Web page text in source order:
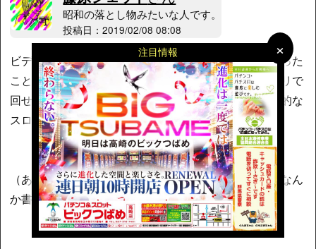
×
×
注目情報
昭和の落とし物みたいな人です。
投稿日：2019/02/08 08:08
ビデオスロット（所謂カジノスロット）って皆さんやった
ことあります？ユニバのスロットストリートってアプリで
回せるのがそれです。今日は皆様に日本以外での一般的な
スロットマシンの説明に参りました。
（あ、ご無沙汰してます。存在を忘れられないようになん
か書こうと必死の藤原です。）